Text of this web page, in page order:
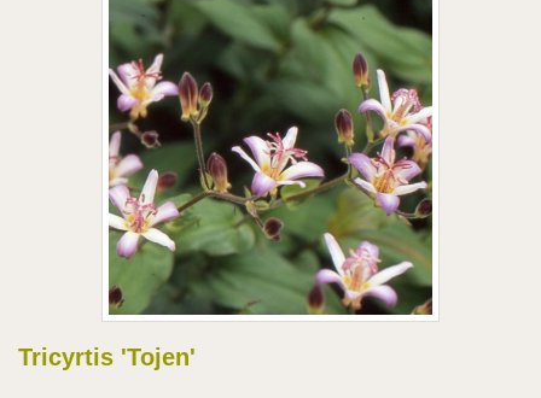
Tricyrtis 'Tojen'